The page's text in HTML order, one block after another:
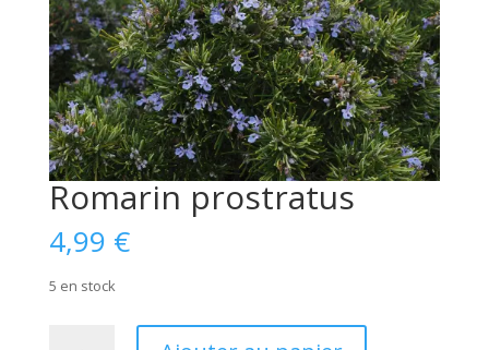
Romarin prostratus
4,99 €
5 en stock